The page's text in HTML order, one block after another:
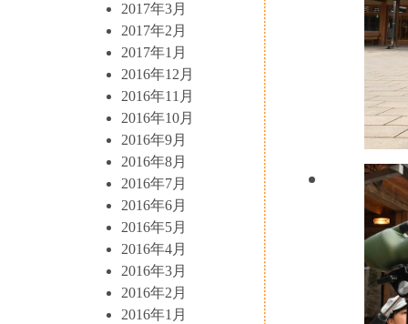
2017年3月
2017年2月
2017年1月
2016年12月
2016年11月
2016年10月
2016年9月
2016年8月
2016年7月
2016年6月
2016年5月
2016年4月
2016年3月
2016年2月
2016年1月